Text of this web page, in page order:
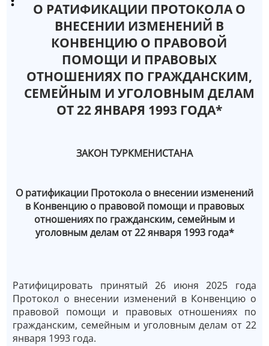
О РАТИФИКАЦИИ ПРОТОКОЛА О
ВНЕСЕНИИ ИЗМЕНЕНИЙ В
КОНВЕНЦИЮ О ПРАВОВОЙ
ПОМОЩИ И ПРАВОВЫХ
ОТНОШЕНИЯХ ПО ГРАЖДАНСКИМ,
СЕМЕЙНЫМ И УГОЛОВНЫМ ДЕЛАМ
ОТ 22 ЯНВАРЯ 1993 ГОДА*
ЗАКОН ТУРКМЕНИСТАНА
О ратификации Протокола о внесении изменений
в Конвенцию о правовой помощи и правовых
отношениях по гражданским, семейным и
уголовным делам от 22 января 1993 года*
Ратифицировать принятый 26 июня 2025 года
Протокол о внесении изменений в Конвенцию о
правовой помощи и правовых отношениях по
гражданским, семейным и уголовным делам от 22
января 1993 года.